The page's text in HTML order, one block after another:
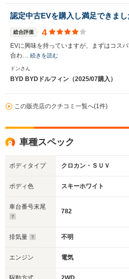
認定中古EVを購入し満足できまし
総合評価 4
EVに興味を持っていますが、まずはコス
合わ… 続きを読む
ドンさん
BYD BYDドルフィン（2025/07購入）
この販売店のクチコミ一覧へ(1件)
車種スペック
ボディタイプ クロカン・ＳＵＶ
ボディ色 スキーホワイト
車台番号末尾
782
排気量 不明
エンジン 電気